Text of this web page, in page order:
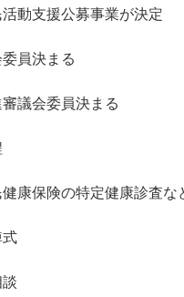
動支援公募事業が決定
員決まる
議会委員決まる
康保険の特定健康診査な
式